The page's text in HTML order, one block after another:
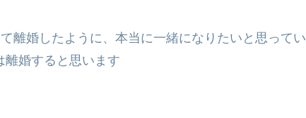
離婚したように、本当に一緒になりたいと思ってい
離婚すると思います